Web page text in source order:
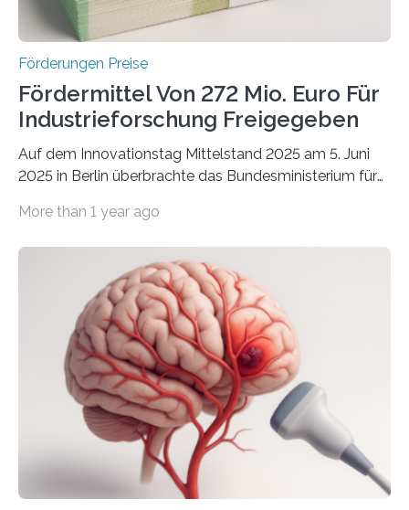
Förderungen Preise
Fördermittel Von 272 Mio. Euro Für
Industrieforschung Freigegeben
Auf dem Innovationstag Mittelstand 2025 am 5. Juni
2025 in Berlin überbrachte das Bundesministerium für
Überplanmäßige Verpflichtungsermächtigungen in
Woche vom Haushaltsausschuss freigegeben – unter
anderem zur Unterstützung der
Industrieforschungsprogramme Industrielle
Gemeinschaftsforschung (IGF), Zentrales
Innovationsprogramm Mittelstand (ZIM) und
Innovationskompetenz INNO-KOM. Auf dem
Innovationstag Mittelstand 2025 am 5. Juni 2025 in
Berlin überbrachte das Bundesministerium für
Wirtschaft und Energie eine gute Nachricht:
Überplanmäßige Verpflichtungsermächtigungen in
More than 1 year ago